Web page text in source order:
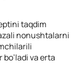
taqdim
nonushtalarni
va erta